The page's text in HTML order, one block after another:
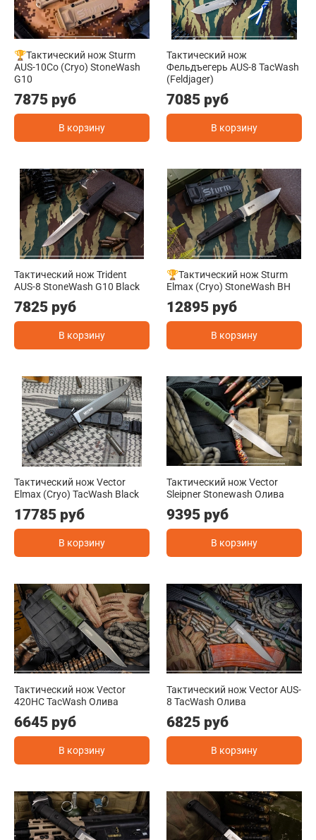
🏆Тактический нож Sturm
AUS-10Co (Cryo) StoneWash
G10
7875 руб
В корзину
Тактический нож
Фельдъегерь AUS-8 TacWash
(Feldjager)
7085 руб
В корзину
Тактический нож Trident
AUS-8 StoneWash G10 Black
7825 руб
В корзину
🏆Тактический нож Sturm
Elmax (Cryo) StoneWash BH
12895 руб
В корзину
Тактический нож Vector
Elmax (Cryo) TacWash Black
17785 руб
В корзину
Тактический нож Vector
Sleipner Stonewash Олива
9395 руб
В корзину
Тактический нож Vector
420HC TacWash Олива
6645 руб
В корзину
Тактический нож Vector AUS-
8 TacWash Олива
6825 руб
В корзину